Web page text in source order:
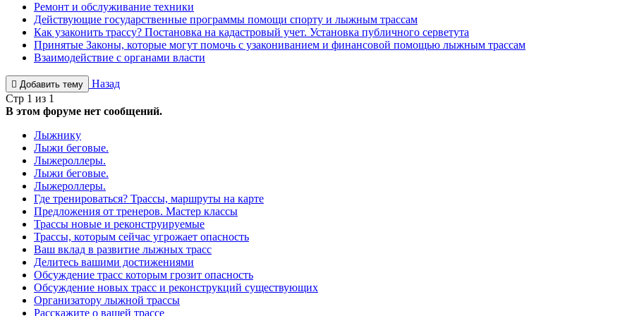
Ремонт и обслуживание техники
Действующие государственные программы помощи спорту и лыжным трассам
Как узаконить трассу? Постановка на кадастровый учет. Установка публичного серветута
Принятые Законы, которые могут помочь с узакониванием и финансовой помощью лыжным трассам
Взаимодействие с органами власти
Добавить тему
Назад
Стр 1 из 1
В этом форуме нет сообщений.
Лыжнику
Лыжи беговые.
Лыжероллеры.
Лыжи беговые.
Лыжероллеры.
Где тренироваться? Трассы, маршруты на карте
Предложения от тренеров. Мастер классы
Трассы новые и реконструируемые
Трассы, которым сейчас угрожает опасность
Ваш вклад в развитие лыжных трасс
Делитесь вашими достижениями
Обсуждение трасс которым грозит опасность
Обсуждение новых трасс и реконструкций существующих
Организатору лыжной трассы
Расскажите о вашей трассе